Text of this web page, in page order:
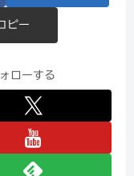
ピー
ローする